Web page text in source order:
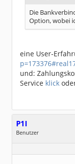
Die
Option, wobei
eine User-
und:
Service klick
P1I
Benutzer
Dabei seit:
02 /